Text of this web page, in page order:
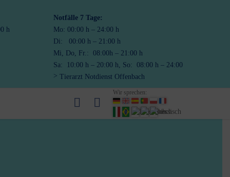
h
Notfälle 7 Tage:
Mo: 00:00 h – 24:00 h
Di: 00:00 h – 21:00 h
Mi, Do, Fr.: 08:00h – 21:00 h
Sa: 10:00 h – 20:00 h, So: 08:00 h – 24:00
Tierarzt Notdienst Offenbach
Wir sprechen: